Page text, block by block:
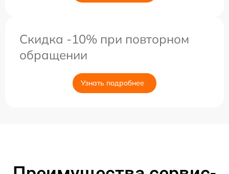
Скидка -10% при повторном
обращении
Узнать подробнее